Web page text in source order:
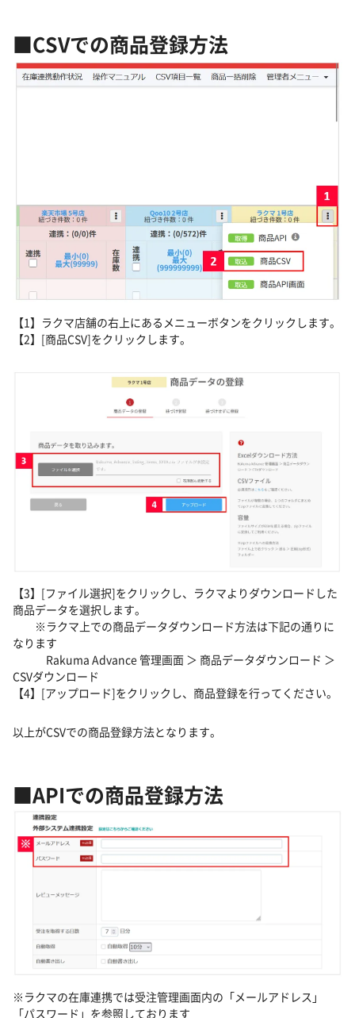
■CSVでの商品登録方法
【1】ラクマ店舗の右上にあるメニューボタンをクリックします。
【2】[商品CSV]をクリックします。
【3】[ファイル選択]をクリックし、ラクマよりダウンロードした
商品データを選択します。
※ラクマ上での商品データダウンロード方法は下記の通りに
なります
Rakuma Advance 管理画面 ＞ 商品データダウンロード ＞
CSVダウンロード
【4】[アップロード]をクリックし、商品登録を行ってください。
以上がCSVでの商品登録方法となります。
■APIでの商品登録方法
※ラクマの在庫連携では受注管理画面内の「メールアドレス」
「パスワード」を参照しております